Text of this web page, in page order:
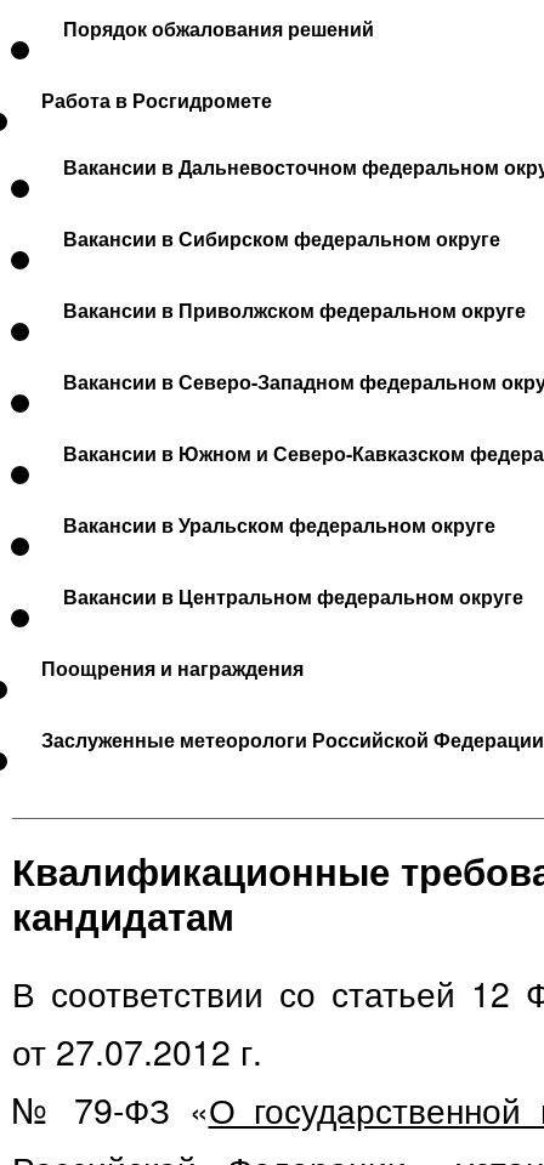
Порядок обжалования решений
Работа в Росгидромете
Вакансии в Дальневосточном федеральном
Вакансии в Сибирском федеральном округе
Вакансии в Приволжском федеральном округе
Вакансии в Северо-Западном федеральном
Вакансии в Южном и Северо-Кавказском
Вакансии в Уральском федеральном округе
Вакансии в Центральном федеральном округе
Поощрения и награждения
Заслуженные метеорологи Российской Федерации
Квалификационные
кандидатам
В соответствии со статьей 12
от 27.07.2012 г.
№ 79-ФЗ «О